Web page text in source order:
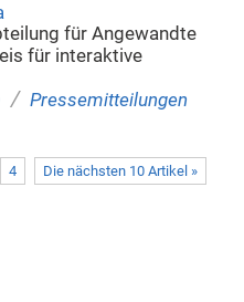
für Angewandte
für interaktive
/ Pressemitteilungen
Die nächsten 10 Artikel »
4